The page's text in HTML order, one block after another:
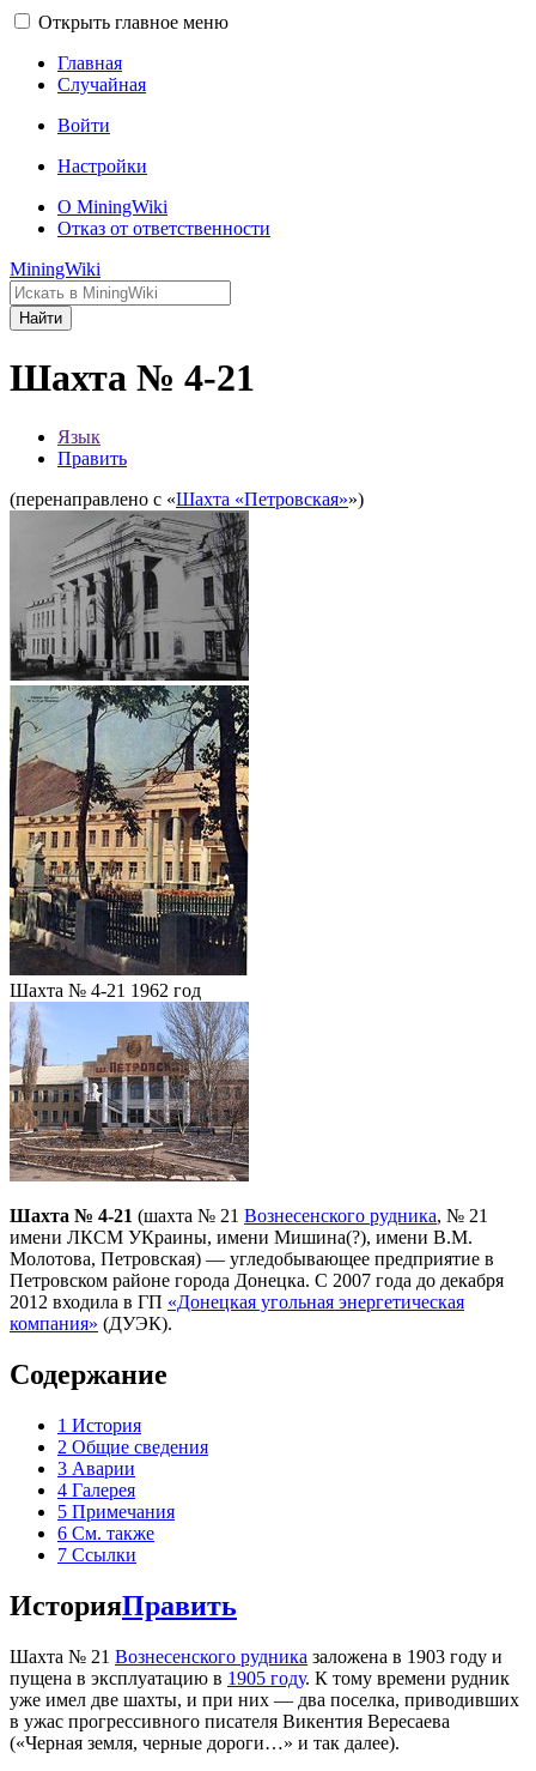
Открыть главное меню
Главная
Случайная
Войти
Настройки
О MiningWiki
Отказ от ответственности
MiningWiki
Найти
Шахта № 4-21
Язык
Править
(перенаправлено с «Шахта «Петровская»»)
Шахта № 4-21 1962 год
Шахта № 4-21 (шахта № 21 Вознесенского рудника, № 21
имени ЛКСМ УКраины, имени Мишина(?), имени В.М.
Молотова, Петровская) — угледобывающее предприятие в
Петровском районе города Донецка. С 2007 года до декабря
2012 входила в ГП «Донецкая угольная энергетическая
компания» (ДУЭК).
Содержание
1 История
2 Общие сведения
3 Аварии
4 Галерея
5 Примечания
6 См. также
7 Ссылки
ИсторияПравить
Шахта № 21 Вознесенского рудника заложена в 1903 году и
пущена в эксплуатацию в 1905 году. К тому времени рудник
уже имел две шахты, и при них — два поселка, приводивших
в ужас прогрессивного писателя Викентия Вересаева
(«Черная земля, черные дороги…» и так далее).